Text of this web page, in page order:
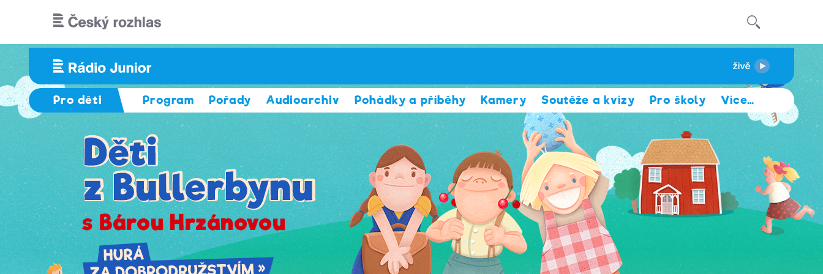
Pro děti Program Pořady Audioarchiv Pohádky a příběhy Kamery Soutěže a kvízy Pro školy Více…